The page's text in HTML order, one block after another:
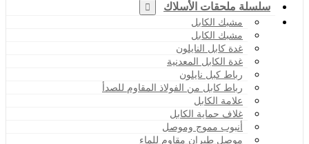
سلسلة ملحقات الأسلاك
مشبك الكابل
مشبك الكابل
غدة كابل النايلون
غدة الكابل المعدنية
رباط كبل نايلون
رباط كابل من الفولاذ المقاوم للصدأ
علامة الكابل
غلاف حماية الكابل
أنبوب مموج وموصل
موصل طيران مقاوم للماء